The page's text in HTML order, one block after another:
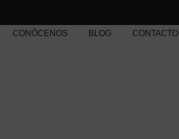
CONÓCENOS BLOG CONTACTO